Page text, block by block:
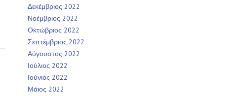
Δεκέμβριος 2022
Νοέμβριος 2022
Οκτώβριος 2022
Σεπτέμβριος 2022
Αύγουστος 2022
Ιούλιος 2022
Ιούνιος 2022
Μάιος 2022